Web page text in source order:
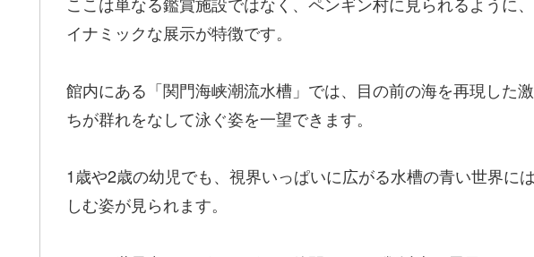
イナミックな展示が特徴です。
館内にある「関門海峡潮流水槽」では、目の前の海を再現した
ちが群れをなして泳ぐ姿を一望できます。
1歳や2歳の幼児でも、視界いっぱいに広がる水槽の青い世界に
しむ姿が見られます。